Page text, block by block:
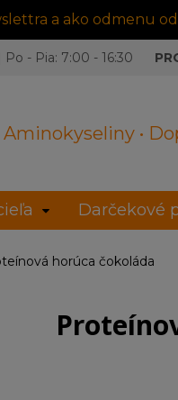
a ako odmenu
Aminokyseliny •
Po - Pia: 7:00 - 16:30
Darčekové
horúca čokoláda